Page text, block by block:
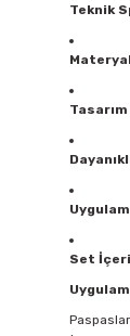
Teknik
Set